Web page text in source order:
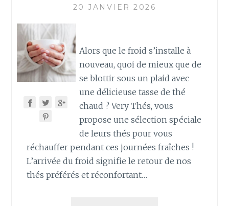
20 JANVIER 2026
Alors que le froid s’installe à
nouveau, quoi de mieux que de
se blottir sous un plaid avec
une délicieuse tasse de thé
chaud ? Very Thés, vous
propose une sélection spéciale
de leurs thés pour vous
réchauffer pendant ces journées fraîches !
L’arrivée du froid signifie le retour de nos
thés préférés et réconfortant…